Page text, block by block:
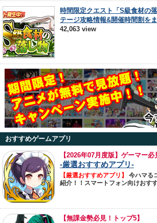
時間限定クエスト「S級食材の
テージ攻略情報&開催時間割を
42,063 view
おすすめゲームアプリ
【2026年07月度版】ゲーマー必
-厳選おすすめアプリ-
【厳選おすすめアプリ】
今ハマる
紹介！！スマートフォン向けおす
【無課金勢必見！トップ5】